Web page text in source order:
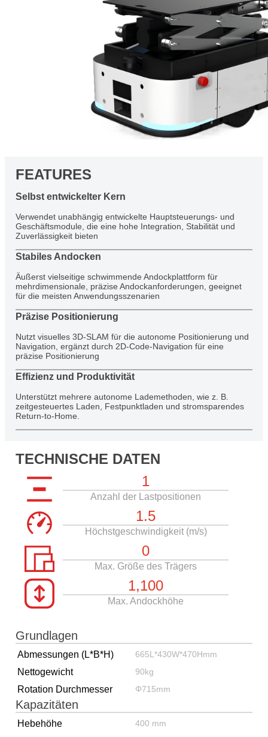
FEATURES
Selbst entwickelter Kern
Verwendet unabhängig entwickelte Hauptsteuerungs- und
Geschäftsmodule, die eine hohe Integration, Stabilität und
Zuverlässigkeit bieten
Stabiles Andocken
Äußerst vielseitige schwimmende Andockplattform für
mehrdimensionale, präzise Andockanforderungen, geeignet
für die meisten Anwendungsszenarien
Präzise Positionierung
Nutzt visuelles 3D-SLAM für die autonome Positionierung und
Navigation, ergänzt durch 2D-Code-Navigation für eine
präzise Positionierung
Effizienz und Produktivität
Unterstützt mehrere autonome Lademethoden, wie z. B.
zeitgesteuertes Laden, Festpunktladen und stromsparendes
Return-to-Home.
TECHNISCHE DATEN
1
Anzahl der Lastpositionen
1.5
Höchstgeschwindigkeit (m/s)
0
Max. Größe des Trägers
1,100
Max. Andockhöhe
Grundlagen
Abmessungen (L*B*H) 665L*430W*470Hmm
Nettogewicht 90kg
Rotation Durchmesser Φ715mm
Kapazitäten
Hebehöhe 400 mm